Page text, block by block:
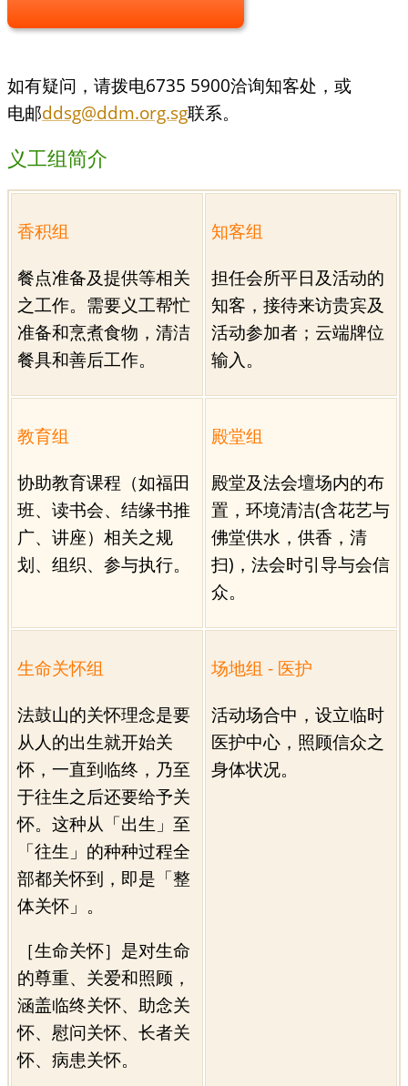
如有疑问，请拨电6735 5900洽询知客处，或
电邮ddsg@ddm.org.sg联系。
义工组简介
香积组
餐点准备及提供等相关
之工作。需要义工帮忙
准备和烹煮食物，清洁
餐具和善后工作。
知客组
担任会所平日及活动的
知客，接待来访贵宾及
活动参加者；云端牌位
输入。
教育组
协助教育课程（如福田
班、读书会、结缘书推
广、讲座）相关之规
划、组织、参与执行。
殿堂组
殿堂及法会壇场内的布
置，环境清洁(含花艺与
佛堂供水，供香，清
扫)，法会时引导与会信
众。
生命关怀组
法鼓山的关怀理念是要
从人的出生就开始关
怀，一直到临终，乃至
于往生之后还要给予关
怀。这种从「出生」至
「往生」的种种过程全
部都关怀到，即是「整
体关怀」。
［生命关怀］是对生命
的尊重、关爱和照顾，
涵盖临终关怀、助念关
怀、慰问关怀、长者关
怀、病患关怀。
场地组 - 医护
活动场合中，设立临时
医护中心，照顾信众之
身体状况。